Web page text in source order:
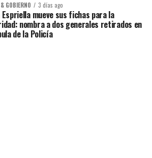
GOBIERNO 3 días ago
Espriella mueve sus fichas para la
nombra a dos generales retirados en
de la Policía